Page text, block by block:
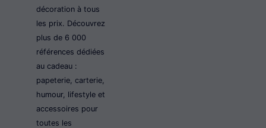
décoration à tous
les prix. Découvrez
plus de 6 000
références dédiées
au cadeau :
papeterie, carterie,
humour, lifestyle et
accessoires pour
toutes les